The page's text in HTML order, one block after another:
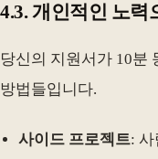
4.3. 개인적인 노력
당신의 지원서가 10분
방법들입니다.
사이드 프로젝트: